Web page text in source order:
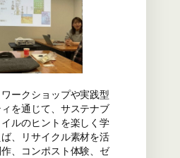
ークショップや実践型
を通じて、サステナブ
ルのヒントを楽しく学
、リサイクル素材を活
、コンポスト体験、ゼ